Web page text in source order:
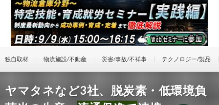
独自取材 物流施設/不動産 災害/事故/不祥事 テクノロジー/製品
ヤマタネなど3社、脱炭素・低環境負